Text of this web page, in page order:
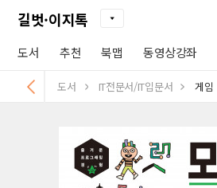
길벗·이지톡
도서 추천 북맵 동영상강좌
도서 IT전문서/IT입문서 게임